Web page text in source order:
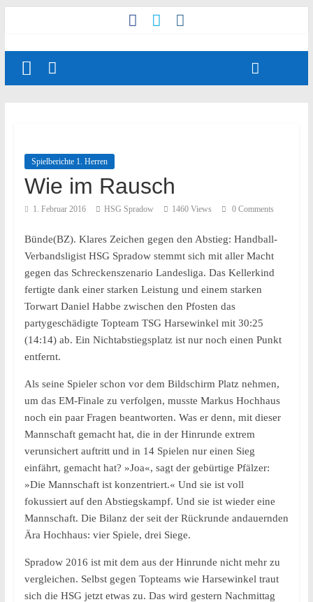
Spielberichte 1. Herren
Wie im Rausch
1. Februar 2016 HSG Spradow 1460 Views 0 Comments
Bünde(BZ). Klares Zeichen gegen den Abstieg: Handball-
Verbandsligist HSG Spradow stemmt sich mit aller Macht
gegen das Schreckenszenario Landesliga. Das Kellerkind
fertigte dank einer starken Leistung und einem starken
Torwart Daniel Habbe zwischen den Pfosten das
partygeschädigte Topteam TSG Harsewinkel mit 30:25
(14:14) ab. Ein Nichtabstiegsplatz ist nur noch einen Punkt
entfernt.
Als seine Spieler schon vor dem Bildschirm Platz nehmen,
um das EM-Finale zu verfolgen, musste Markus Hochhaus
noch ein paar Fragen beantworten. Was er denn, mit dieser
Mannschaft gemacht hat, die in der Hinrunde extrem
verunsichert auftritt und in 14 Spielen nur einen Sieg
einfährt, gemacht hat? »Joa«, sagt der gebürtige Pfälzer:
»Die Mannschaft ist konzentriert.« Und sie ist voll
fokussiert auf den Abstiegskampf. Und sie ist wieder eine
Mannschaft. Die Bilanz der seit der Rückrunde andauernden
Ära Hochhaus: vier Spiele, drei Siege.
Spradow 2016 ist mit dem aus der Hinrunde nicht mehr zu
vergleichen. Selbst gegen Topteams wie Harsewinkel traut
sich die HSG jetzt etwas zu. Das wird gestern Nachmittag